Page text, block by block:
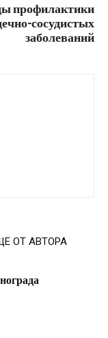
профилактики
сосудистых
заболеваний
ОТ АВТОРА